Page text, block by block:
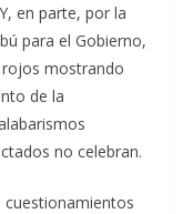
en parte, por la
para el Gobierno,
mostrando
de la
no celebran.
cuestionamientos